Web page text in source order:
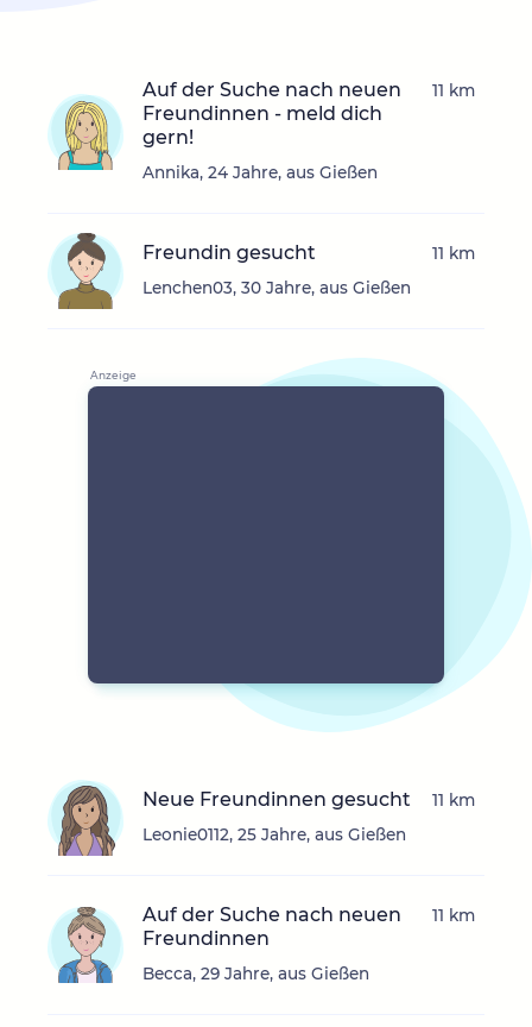
Auf der Suche nach neuen
Freundinnen - meld dich
gern!
Annika, 24 Jahre, aus Gießen
11 km
Freundin gesucht
Lenchen03, 30 Jahre, aus Gießen
11 km
Neue Freundinnen gesucht
Leonie0112, 25 Jahre, aus Gießen
11 km
Auf der Suche nach neuen
Freundinnen
Becca, 29 Jahre, aus Gießen
11 km